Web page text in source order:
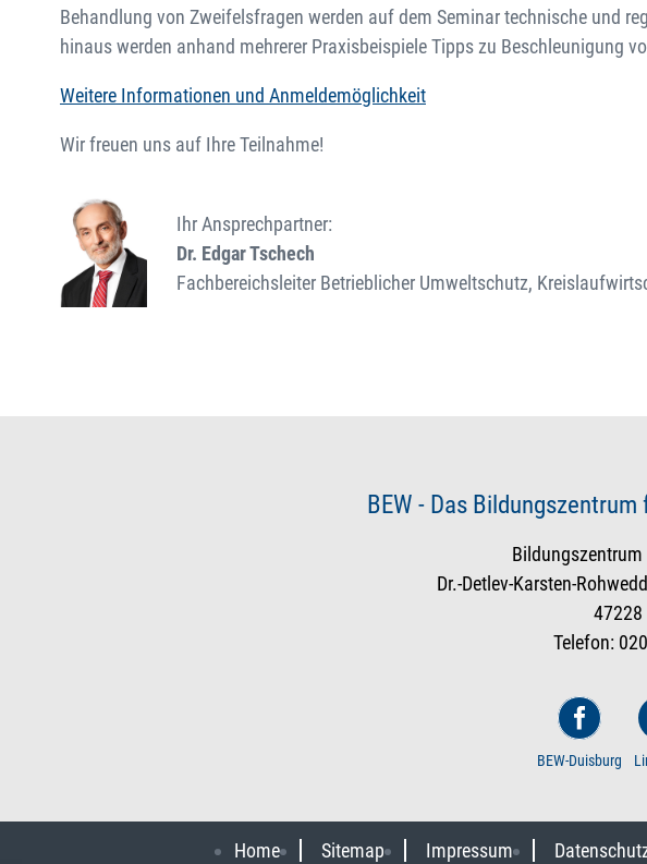
Behandlung von Zweifelsfragen werden auf dem Seminar technische und
hinaus werden anhand mehrerer Praxisbeispiele Tipps zu Beschleunigung
Weitere Informationen und Anmeldemöglichkeit
Wir freuen uns auf Ihre Teilnahme!
Ihr Ansprechpartner:
Dr. Edgar Tschech
Fachbereichsleiter Betrieblicher Umweltschutz,
BEW - Das
Bildungszentrum
Dr.-Detlev-Karsten-
47228
Telefon:
BEW-Duisburg
Home Sitemap Impressum